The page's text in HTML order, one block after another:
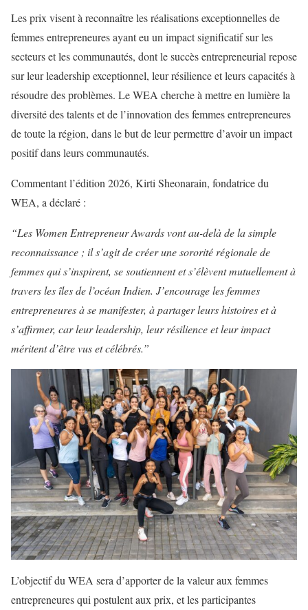
Les prix visent à reconnaître les réalisations exceptionnelles de
femmes entrepreneures ayant eu un impact significatif sur les
secteurs et les communautés, dont le succès entrepreneurial repose
sur leur leadership exceptionnel, leur résilience et leurs capacités à
résoudre des problèmes. Le WEA cherche à mettre en lumière la
diversité des talents et de l’innovation des femmes entrepreneures
de toute la région, dans le but de leur permettre d’avoir un impact
positif dans leurs communautés.
Commentant l’édition 2026, Kirti Sheonarain, fondatrice du
WEA, a déclaré :
“Les Women Entrepreneur Awards vont au-delà de la simple
reconnaissance ; il s’agit de créer une sororité régionale de
femmes qui s’inspirent, se soutiennent et s’élèvent mutuellement à
travers les îles de l’océan Indien. J’encourage les femmes
entrepreneures à se manifester, à partager leurs histoires et à
s’affirmer, car leur leadership, leur résilience et leur impact
méritent d’être vus et célébrés.”
L’objectif du WEA sera d’apporter de la valeur aux femmes
entrepreneures qui postulent aux prix, et les participantes